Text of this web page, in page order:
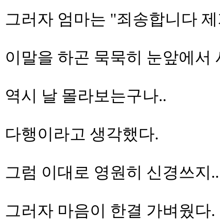
그러자 엄마는 "죄송합니다
이말을 하곤 묵묵히 눈앞에서
역시 날 몰라보는구나..
다행이라고 생각했다.
그럼 이대로 영원히 신경쓰지
그러자 마음이 한결 가벼웠다.